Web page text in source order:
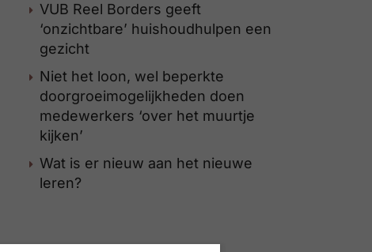
VUB Reel Borders geeft
‘onzichtbare’ huishoudhulpen een
gezicht
Niet het loon, wel beperkte
doorgroeimogelijkheden doen
medewerkers ‘over het muurtje
kijken’
Wat is er nieuw aan het nieuwe
leren?